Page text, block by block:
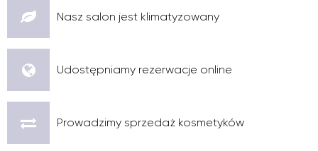
Nasz salon jest klimatyzowany
Udostępniamy rezerwacje online
Prowadzimy sprzedaż kosmetyków